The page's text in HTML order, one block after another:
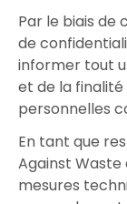
Par le biais
de
informer tout
et de la
personnelles
En tant que
Against
mesures